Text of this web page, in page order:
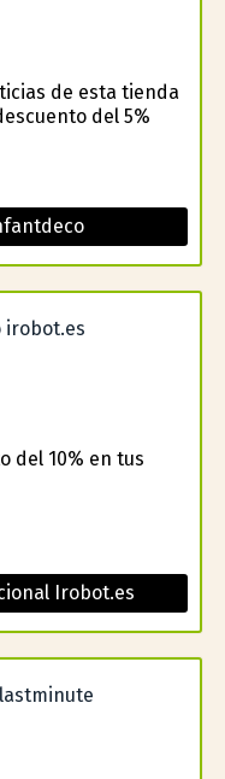
de esta tienda
del 5%
del 10% en tus
Irobot.es